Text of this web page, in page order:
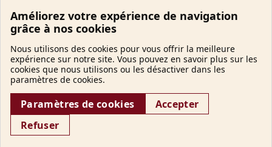
Copyright© 2026 IggImmo. Tous droits reservés |Vie privée
Cookies
Améliorez votre expérience de navigation
grâce à nos cookies
Nous utilisons des cookies pour vous offrir la meilleure
expérience sur notre site. Vous pouvez en savoir plus sur les
cookies que nous utilisons ou les désactiver dans les
paramètres de cookies.
Paramètres de cookies
Accepter
Refuser